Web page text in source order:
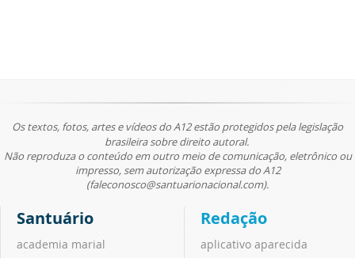
Os textos, fotos, artes e vídeos do A12 estão protegidos pela legislação
brasileira sobre direito autoral.
Não reproduza o conteúdo em outro meio de comunicação, eletrônico ou
impresso, sem autorização expressa do A12
(faleconosco@santuarionacional.com).
Santuário
academia marial
Redação
aplicativo aparecida